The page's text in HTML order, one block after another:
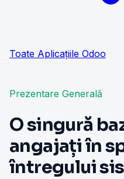
Toate Aplicațiile Odoo
Prezentare Generală
O singură
angajați în
întregului